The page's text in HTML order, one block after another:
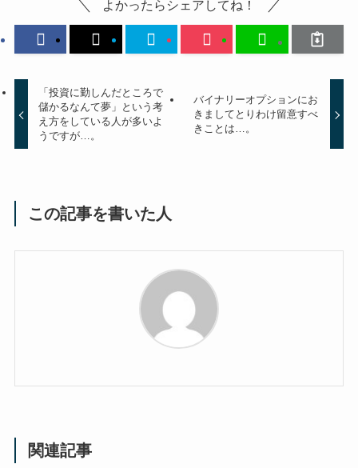
よかったらシェアしてね！
「投資に勤しんだところで
儲かるなんて夢」という考
え方をしている人が多いよ
うですが…。
バイナリーオプションにお
きましてとりわけ留意すべ
きことは…。
この記事を書いた人
関連記事